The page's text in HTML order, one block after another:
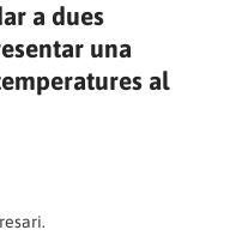
a dues
una
al